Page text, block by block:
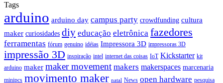
Tags
arduino arduino day campus party crowdfunding cultura
maker curiosidades diy educação eletrônica fazedores
ferramentas fórum genuino idéias Impressora 3D impressoras 3D
impressão 3D inspiração intel internet das coisas IoT Kickstarter kit
arduino maker maker movement makers makerspaces marcenaria
minipcs movimento maker natal News open hardware pesquisa